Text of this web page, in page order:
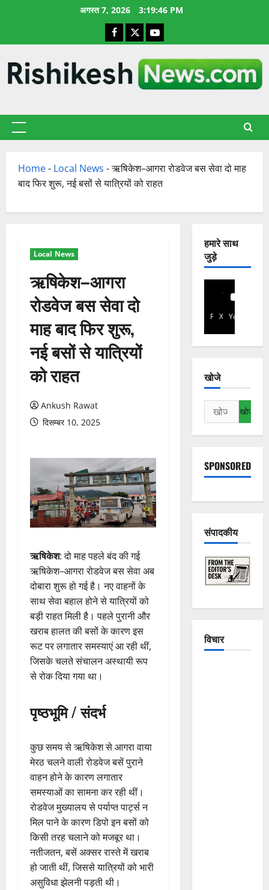
अगस्त 7, 2026 3:19:47 PM
Facebook
X YouTube
प्राथमिक
Home- Local News -ऋषिकेश–आगरा रोडवेज बस सेवा दो माह
बाद फिर शुरू, नई बसों से यात्रियों को राहत
Local News
ऋषिकेश–आगरा
रोडवेज बस सेवा दो
माह बाद फिर शुरू,
नई बसों से यात्रियों
को राहत
Ankush Rawat
दिसम्बर 10, 2025
ऋषिकेश: दो माह पहले बंद की गई
ऋषिकेश–आगरा रोडवेज बस सेवा अब
दोबारा शुरू हो गई है। नए वाहनों के
साथ सेवा बहाल होने से यात्रियों को
बड़ी राहत मिली है। पहले पुरानी और
खराब हालत की बसों के कारण इस
रूट पर लगातार समस्याएं आ रही थीं,
जिसके चलते संचालन अस्थायी रूप
से रोक दिया गया था।
पृष्ठभूमि / संदर्भ
कुछ समय से ऋषिकेश से आगरा वाया
मेरठ चलने वाली रोडवेज बसें पुराने
वाहन होने के कारण लगातार
समस्याओं का सामना कर रही थीं।
रोडवेज मुख्यालय से पर्याप्त पार्ट्स न
मिल पाने के कारण डिपो इन बसों को
किसी तरह चलाने को मजबूर था।
नतीजतन, बसें अक्सर रास्ते में खराब
हो जाती थीं, जिससे यात्रियों को भारी
असुविधा झेलनी पड़ती थी।
हमारे साथ
जुड़े
Facebook
X YouTube
खोजे
निम्न
को
खोजें:
SPONSORED
संपादकीय
विचार